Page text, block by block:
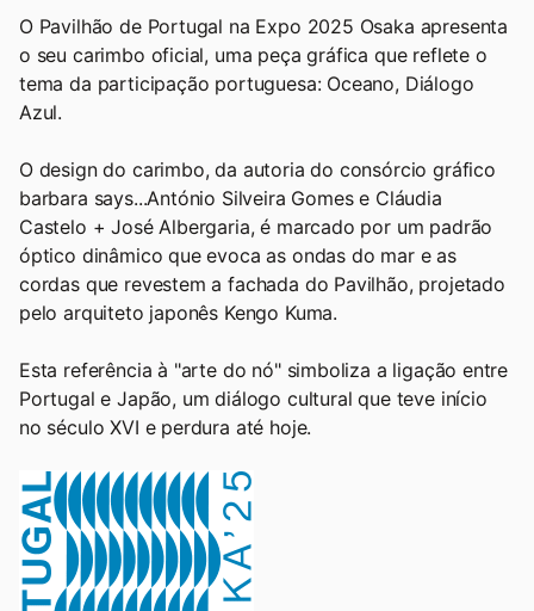
O Pavilhão de Portugal na Expo 2025 Osaka apresenta
o seu carimbo oficial, uma peça gráfica que reflete o
tema da participação portuguesa: Oceano, Diálogo
Azul.
O design do carimbo, da autoria do consórcio gráfico
barbara says...António Silveira Gomes e Cláudia
Castelo + José Albergaria, é marcado por um padrão
óptico dinâmico que evoca as ondas do mar e as
cordas que revestem a fachada do Pavilhão, projetado
pelo arquiteto japonês Kengo Kuma.
Esta referência à "arte do nó" simboliza a ligação entre
Portugal e Japão, um diálogo cultural que teve início
no século XVI e perdura até hoje.